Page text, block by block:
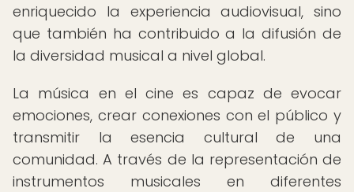
enriquecido la experiencia audiovisual, sino
que también ha contribuido a la difusión de
la diversidad musical a nivel global.
La música en el cine es capaz de evocar
emociones, crear conexiones con el público y
transmitir la esencia cultural de una
comunidad. A través de la representación de
instrumentos musicales en diferentes